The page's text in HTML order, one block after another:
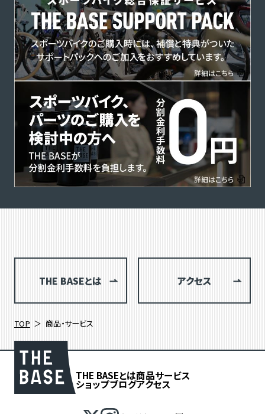
THE BASEとは アクセス
TOP 商品・サービス
THE BASEとは商品サービス
ショップブログアクセス